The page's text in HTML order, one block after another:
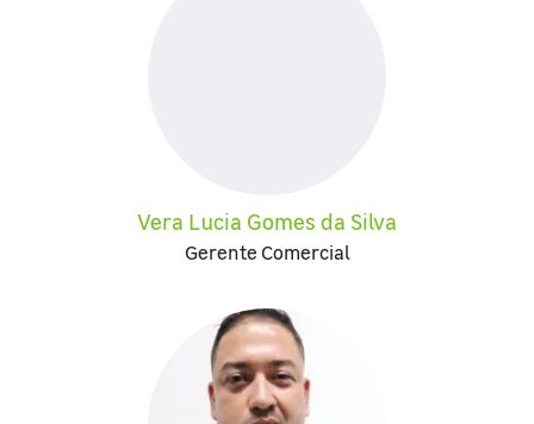
Vera Lucia Gomes da Silva
Gerente Comercial